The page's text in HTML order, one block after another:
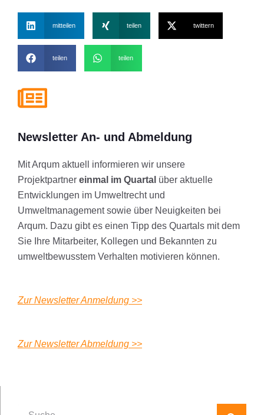
mitteilen teilen twittern
teilen teilen
Newsletter An- und Abmeldung
Mit Arqum aktuell informieren wir unsere
Projektpartner einmal im Quartal über aktuelle
Entwicklungen im Umweltrecht und
Umweltmanagement sowie über Neuigkeiten bei
Arqum. Dazu gibt es einen Tipp des Quartals mit dem
Sie Ihre Mitarbeiter, Kollegen und Bekannten zu
umweltbewusstem Verhalten motivieren können.
Zur Newsletter Anmeldung >>
Zur Newsletter Abmeldung >>